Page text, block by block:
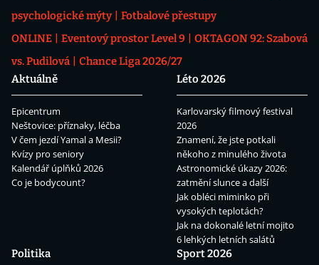
psychologické mýty
Fotbalové přestupy
ONLINE
Eventový prostor Level 9
OKTAGON 92: Szabová
vs. Pudilová
Chance Liga 2026/27
Aktuálně
Epicentrum
Neštovice: příznaky, léčba
V čem jezdí Yamal a Mesii?
Kvízy pro seniory
Kalendář úplňků 2026
Co je bodycount?
Léto 2026
Karlovarský filmový festival
2026
Znamení, že jste potkali
někoho z minulého života
Astronomické úkazy 2026:
zatmění slunce a další
Jak obléci miminko při
vysokých teplotách?
Jak na dokonalé letní mojito
6 lehkých letních salátů
Politika
Sport 2026